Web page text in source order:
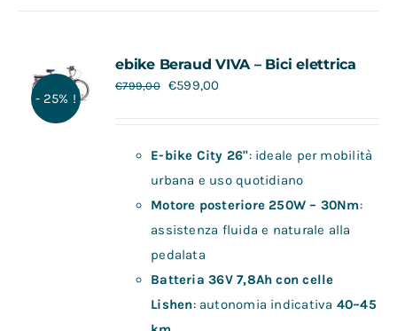
- 25% !
ebike Beraud VIVA – Bici elettrica
€799,00 €599,00
E-bike City 26": ideale per mobilità
urbana e uso quotidiano
Motore posteriore 250W – 30Nm:
assistenza fluida e naturale alla
pedalata
Batteria 36V 7,8Ah con celle
Lishen: autonomia indicativa 40–45